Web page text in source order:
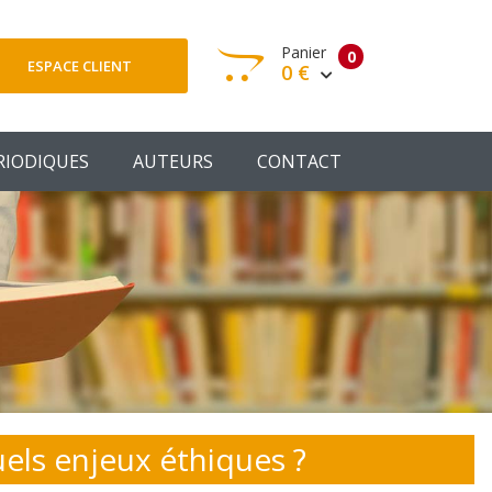
ESPACE CLIENT 0
Panier
0 €
panier est vide
Votre Panier
AUTEURS CONTACT
enjeux éthiques ?